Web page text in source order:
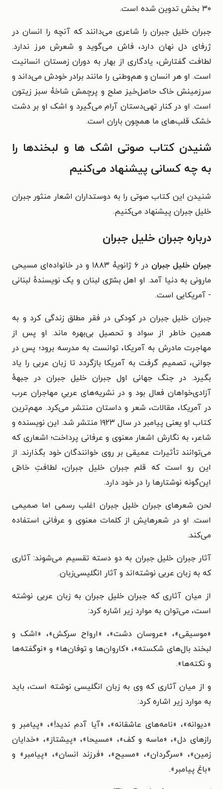
۳۰ بخش تدوین شده است.
جبران خلیل جبران را شاعری می‌دانند که آنچه را انسان در
ژرفای دل نهان دارد، فاش می‌گوید‌ و شعرش مرز ندارد.
لطافت گفتارش، یادگاری از بهار به دوران زمستان انسانیت
است. او هر انسان و هم‌وطنی را مانند برادر خودش می‌داند و
سرزمینش خاک حاصل‌خیز صلح و پرچمش شاخۀ سبز زیتون
است. او در کنار تهی‌دستان آرام می‌گیرد و اشک او بر دشت
خشک قلب‌های ما همچون باران است.
شنیدن کتاب صوتی اشک‌ ها و لبخند‌ها را
به چه کسانی پیشنهاد می‌کنیم
شنیدن این کتاب صوتی را به دوستداران اشعار منثور جبران
خلیل جبران پیشنهاد می‌کنیم.
درباره جبران خلیل جبران
جبران خلیل جبران
در ۶ ژانویۀ ۱۸۸۳ و در خانواده‌‌ای مسیحی
مارونی به دنیا آمد. او اهل بشرّی لبنان و یک نویسندهٔ لبنانی
- آمریکایی است.
جبران خلیل جبران در کودکی در فقر مطلق زندگی کرد و به
همین خاطر از سواد و تحصیل بی‌بهره ماند. او پس از
مهاجرت مادرش به آمریکا، توانست به مدرسه برود؛ پس در
جوانی، تصمیم گرفت به آمریکا بازگردد تا زبان عربی را یاد
بگیرد. در جنگ جهانی اول جبران خلیل جبران در جبهه‌ٔ
آزادی‌خواهان فعال بود و در نشریه‌های عربیِ مهاجران عرب
در آمریکا، مقالات، شعر و داستان منتشر می‌کرد. مهم‌ترین
کتاب او یعنی پیامبر در سال ۱۹۲۳ منتشر شد.
این نویسنده و
شاعر، به نگارش اشعار معنوی و عرفانی پرداخت؛ اشعاری که
می‌توانند تأثیرات عمیقی بر روی خوانندگان خود بگذارند. از
این رو است که قلم جبران خلیل جبران، لطافتِ خاصّ
این‌گونه نوشتارها را در خود دارد.
لحن شعر‌های جبران خلیل جبران اغلب رسمی اما صمیمی
است. او در شعرهایش از کلمات معنوی و عرفانی استفاده
می‌کند.
آثار جبران خلیل جبران به دو دسته تقسیم می‌شوند: آثاری
که به زبان عربی نوشته‌اند و آثار انگلیسی‌زبان.
از میان آثاری که جبران خلیل جبران به زبان عربی نوشته
است، می‌توان به موارد زیر اشاره کرد:
«موسیقی»، «عروسان دشت»، «ارواح سرکش»، «اشک و
لبخند بال‌های شکسته»، «کاروان‌ها و توفان‌ها» و «نوگفته‌ها
و نکته‌ها».
و از میان آثاری که وی به زبان انگلیسی نوشته است، باید
به موارد زیر اشاره کرد:
«دیوانه»، «نامه‌های عاشقانه»، «آیا آدم ندید!»، «پیامبر و
رازهای دل»، «ماسه و کف»، «مسیحا»، «پیشتاز»، «خدایان
زمین»، «سرگردان»، «مسیح»، «فرزند انسان»، «پیامبر» و
«باغ پیامبر».